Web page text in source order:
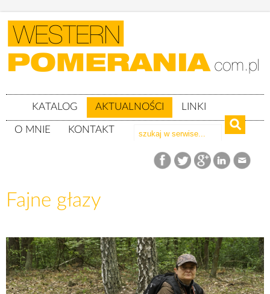
KATALOG AKTUALNOŚCI LINKI
O MNIE KONTAKT
Aktualności Fajne głazy
Fajne głazy